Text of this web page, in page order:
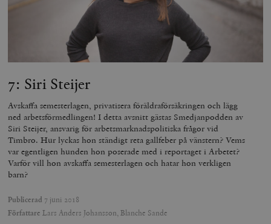
7: Siri Steijer
Avskaffa semesterlagen, privatisera föräldraförsäkringen och lägg
ned arbetsförmedlingen! I detta avsnitt gästas Smedjanpodden av
Siri Steijer, ansvarig för arbetsmarknadspolitiska frågor vid
Timbro. Hur lyckas hon ständigt reta gallfeber på vänstern? Vems
var egentligen hunden hon poserade med i reportaget i Arbetet?
Varför vill hon avskaffa semesterlagen och hatar hon verkligen
barn?
Publicerad 7 juni 2018
Författare Lars Anders Johansson, Blanche Sande